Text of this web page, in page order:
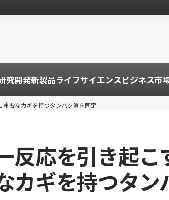
究開発新製品ライフサイエンスビジネス市
要なカギを持つタンパク質を同定
反応を引き起こ
カギを持つタン